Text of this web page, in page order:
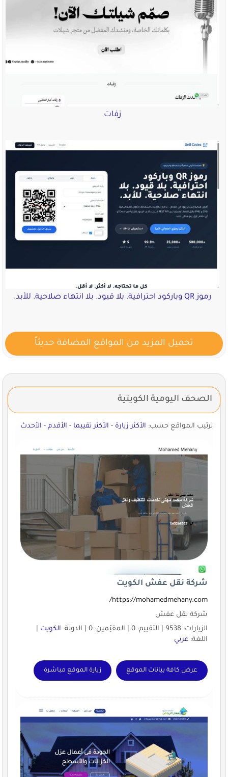
زفات
رموز QR وباركود احترافية. بلا قيود. بلا انتهاء صلاحية. للأبد.
تحميل المزيد من المواقع المضافة حديثاً
الصحف اليومية الكويتية
ترتيب المواقع حسب: الأكثر زيارة-الأكثر تقييما-الأقدم-الأحدث
شركة نقل عفش الكويت
https://mohamedmehany.com/
شركة نقل عفش
الزيارات: 9538 | التقييم: 0 | المقيّمين: 0 | الدولة:
الكويت|
اللغة: عربي
عرض كافة بيانات الموقع زيارة الموقع مباشرة